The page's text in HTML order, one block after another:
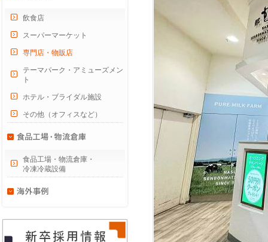
飲食店
スーパーマーケット
専門店・物販店
テーマパーク・アミューズメン
ト
ホテル・ブライダル施設
その他（オフィスなど）
食品工場・物流倉庫・
冷凍冷蔵設備